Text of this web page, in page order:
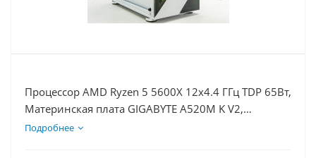
Процессор AMD Ryzen 5 5600X 12x4.4 ГГц TDP 65Вт,
Материнская плата GIGABYTE A520M K V2,
Видеокарта GTX 1650 4Гб, Память DDR4 32Gb,
Подробнее